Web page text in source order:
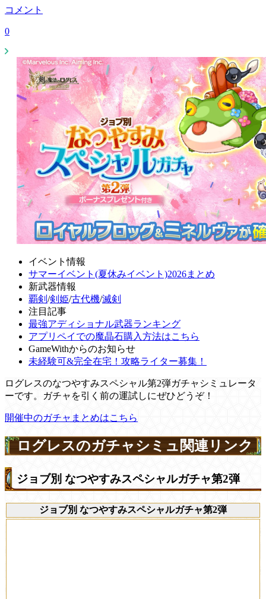
コメント
0
イベント情報
サマーイベント(夏休みイベント)2026まとめ
新武器情報
覇剣 /剣姫/古代機/滅剣
注目記事
最強アディショナル武器ランキング
アプリペイでの魔晶石購入方法はこちら
GameWithからのお知らせ
未経験可&完全在宅！攻略ライター募集！
ログレスのなつやすみスペシャル第2弾ガチャシミュレータ
ーです。ガチャを引く前の運試しにぜひどうぞ！
開催中のガチャまとめはこちら
ログレスのガチャシミュ関連リンク
ジョブ別 なつやすみスペシャルガチャ第2弾
ジョブ別 なつやすみスペシャルガチャ第2弾